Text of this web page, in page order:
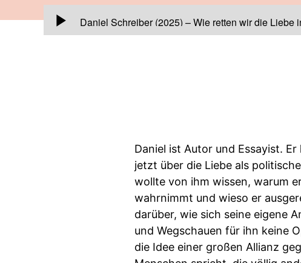
00:00:00
Daniel Schreiber (2025) – Wie retten wir die Liebe
Daniel ist Autor und Essayist.
jetzt über die Liebe als
wollte von ihm wissen, warum
wahrnimmt und wieso er
darüber, wie sich seine eigene
und Wegschauen für ihn keine
die Idee einer großen Allianz